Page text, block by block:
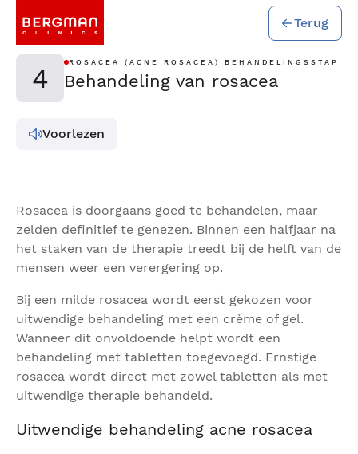
Terug
4 ROSACEA (ACNE ROSACEA) BEHANDELINGSSTAP
Behandeling van rosacea
Voorlezen
Rosacea is doorgaans goed te behandelen, maar
zelden definitief te genezen. Binnen een halfjaar na
het staken van de therapie treedt bij de helft van de
mensen weer een verergering op.
Bij een milde rosacea wordt eerst gekozen voor
uitwendige behandeling met een crème of gel.
Wanneer dit onvoldoende helpt wordt een
behandeling met tabletten toegevoegd. Ernstige
rosacea wordt direct met zowel tabletten als met
uitwendige therapie behandeld.
Uitwendige behandeling acne rosacea